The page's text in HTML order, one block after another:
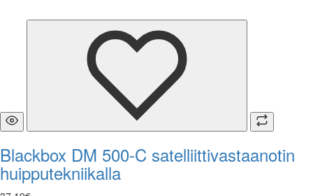
Blackbox DM 500-C satelliittivastaanotin
huipputekniikalla